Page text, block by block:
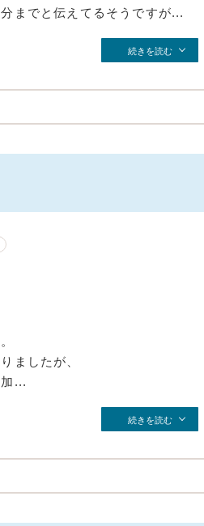
までと伝えてるそうですが...
続きを読む
ましたが、
...
続きを読む